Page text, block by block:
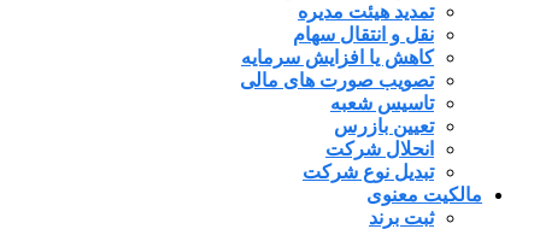
تمدید هیئت مدیره
نقل و انتقال سهام
کاهش یا افزایش سرمایه
تصویب صورت های مالی
تاسیس شعبه
تعیین بازرس
انحلال شرکت
تبدیل نوع شرکت
مالکیت معنوی
ثبت برند